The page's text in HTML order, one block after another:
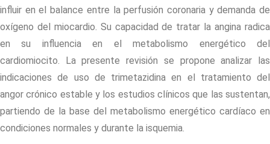
influir en el balance entre la perfusión coronaria y demanda de
oxígeno del miocardio. Su capacidad de tratar la angina radica
en su influencia en el metabolismo energético del
cardiomiocito. La presente revisión se propone analizar las
indicaciones de uso de trimetazidina en el tratamiento del
angor crónico estable y los estudios clínicos que las sustentan,
partiendo de la base del metabolismo energético cardíaco en
condiciones normales y durante la isquemia.